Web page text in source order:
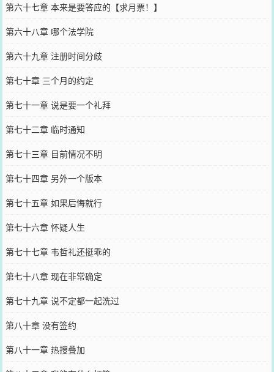
第六十七章 本来是要答应的【求月票！】
第六十八章 哪个法学院
第六十九章 注册时间分歧
第七十章 三个月的约定
第七十一章 说是要一个礼拜
第七十二章 临时通知
第七十三章 目前情况不明
第七十四章 另外一个版本
第七十五章 如果后悔就行
第七十六章 怀疑人生
第七十七章 韦哲礼还挺乖的
第七十八章 现在非常确定
第七十九章 说不定都一起洗过
第八十章 没有签约
第八十一章 热搜叠加